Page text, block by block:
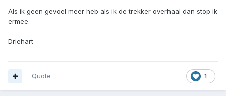
Als ik geen gevoel meer heb als ik de trekker overhaal dan stop ik
ermee.
Driehart
1
Quote